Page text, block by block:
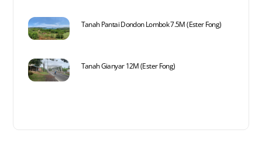
Tanah Pantai Dondon Lombok 7.5M (Ester Fong)
Tanah Gianyar 12M (Ester Fong)